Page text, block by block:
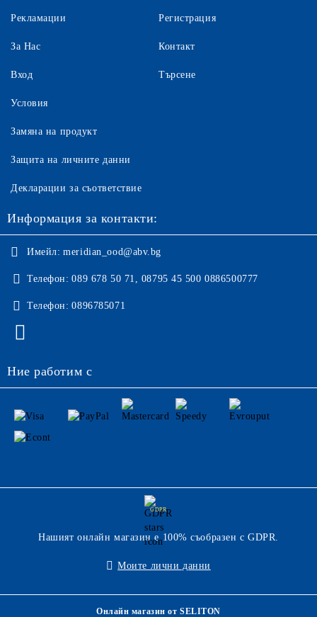
Рекламации
За Нас
Вход
Регистрация
Контакт
Търсене
Условия
Замяна на продукт
Защита на личните данни
Декларации за съответствие
Информация за контакти:
Имейл: meridian_ood@abv.bg
Телефон: 089 678 50 71, 08795 45 500 0886500777
Телефон: 0896785071
Ние работим с
GDPR
Нашият онлайн магазин е 100% съобразен с GDPR.
Моите лични данни
Онлайн магазин от SELITON